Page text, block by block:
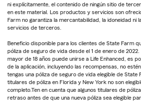
ni explícitamente, el contenido de ningún sitio de
en este material. Los productos y servicios son
Farm no garantiza la mercantabilidad, la idoneidad ni
servicios de terceros.
Beneficio disponible para los clientes de State Farm
póliza de seguro de vida desde el 1 de enero de
mayor de 18 años puede unirse a Life Enhanced, es
de la aplicación, incluyendo las recompensas, no
tengas una póliza de seguro de vida elegible de State
titulares de póliza en Florida y New York no son
completo.Ten en cuenta que algunos titulares de
retraso antes de que una nueva póliza sea elegible